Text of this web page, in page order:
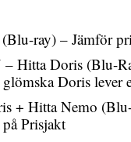
ray) – Jämför
– Hitta Doris (Blu-
glömska Doris
+ Hitta Nemo
Prisjakt